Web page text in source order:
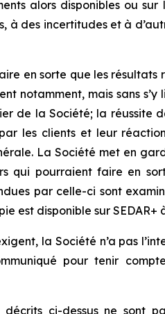
alors disponibles ou
à des incertitudes et à
en sorte que les
notamment, mais sans
de la Société; la réussite
les clients et leur
La Société met en
qui pourraient faire en
par celle-ci sont
est disponible sur SEDAR+
la Société n’a pas
pour tenir
ci-dessus ne sont